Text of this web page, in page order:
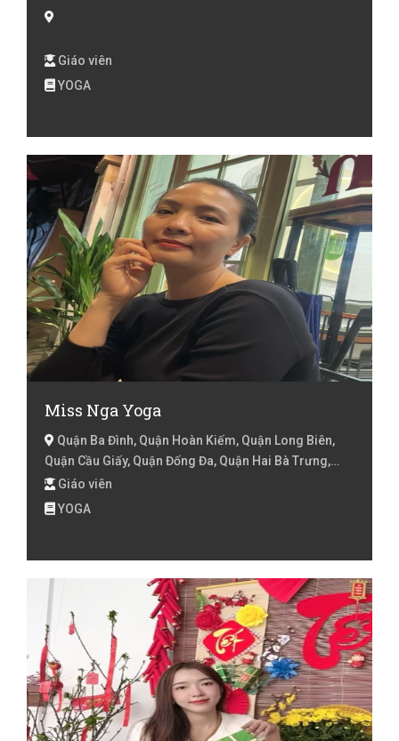
Giáo viên
YOGA
Miss Nga Yoga
Quận Ba Đình, Quận Hoàn Kiếm, Quận Long Biên,
Quận Cầu Giấy, Quận Đống Đa, Quận Hai Bà Trưng,
Quận Hoàng Mai, Hà Nội
Giáo viên
YOGA